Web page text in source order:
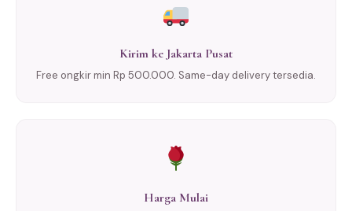
Kirim ke Jakarta Pusat
Free ongkir min Rp 500.000. Same-day delivery tersedia.
Harga Mulai